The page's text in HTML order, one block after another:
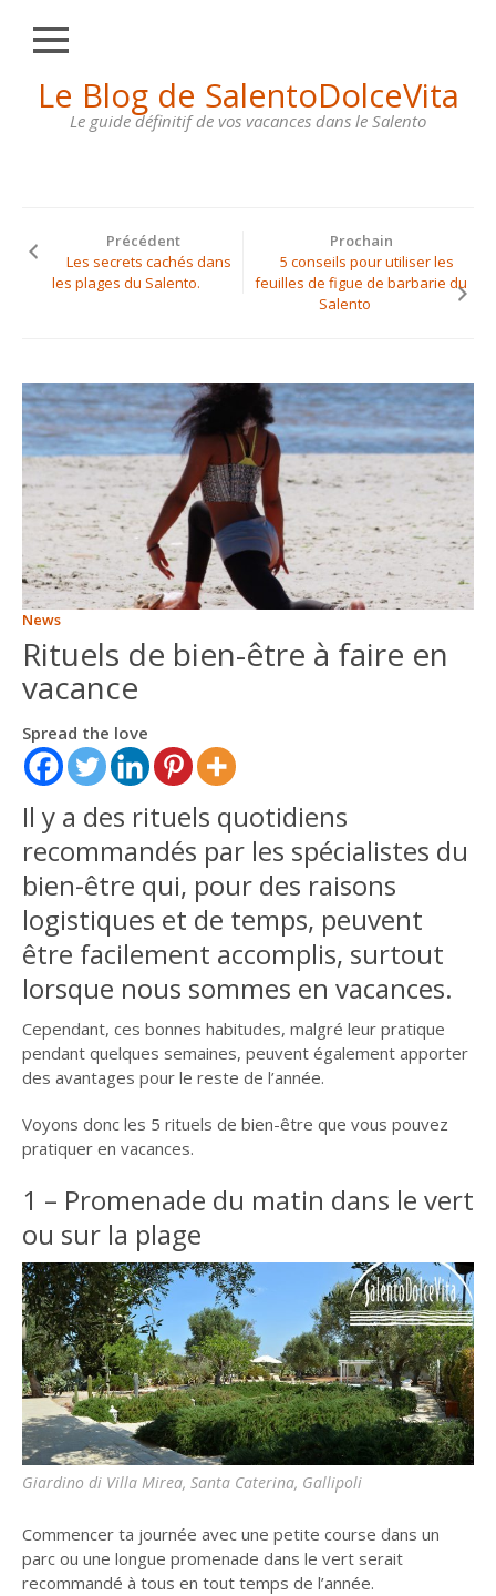
Le Blog de SalentoDolceVita
Le guide définitif de vos vacances dans le Salento
Fermer
HOME
OTRANTO
SANTA
MARIA
À
LOUER
CONTACTS
ITALIANO
ENGLISH
Précédent
Les secrets cachés dans
les plages du Salento.
Prochain
5 conseils pour utiliser les
feuilles de figue de barbarie du
Salento
News
Rituels de bien-être à faire en
vacance
Spread the love
Il y a des rituels quotidiens
recommandés par les spécialistes du
bien-être qui, pour des raisons
logistiques et de temps, peuvent
être facilement accomplis, surtout
lorsque nous sommes en vacances.
Cependant, ces bonnes habitudes, malgré leur pratique
pendant quelques semaines, peuvent également apporter
des avantages pour le reste de l’année.
Voyons donc les 5 rituels de bien-être que vous pouvez
pratiquer en vacances.
1 – Promenade du matin dans le vert
ou sur la plage
Giardino di Villa Mirea, Santa Caterina, Gallipoli
Commencer ta journée avec une petite course dans un
parc ou une longue promenade dans le vert serait
recommandé à tous en tout temps de l’année.